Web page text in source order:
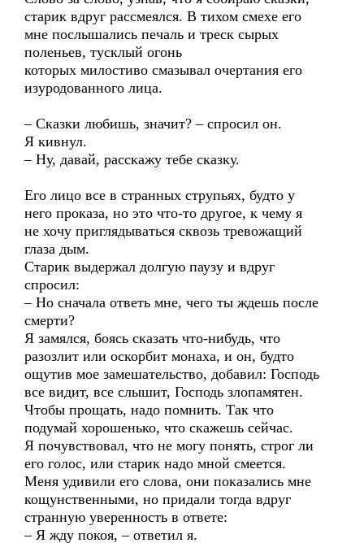
старик вдруг рассмеялся. В тихом смехе его
мне послышались печаль и треск сырых
поленьев, тусклый огонь
которых милостиво смазывал очертания его
изуродованного лица.
– Сказки любишь, значит? – спросил он.
Я кивнул.
– Ну, давай, расскажу тебе сказку.
Его лицо все в странных струпьях, будто у
него проказа, но это что-то другое, к чему я
не хочу приглядываться сквозь тревожащий
глаза дым.
Старик выдержал долгую паузу и вдруг
спросил:
– Но сначала ответь мне, чего ты ждешь после
смерти?
Я замялся, боясь сказать что-нибудь, что
разозлит или оскорбит монаха, и он, будто
ощутив мое замешательство, добавил: Господь
все видит, все слышит, Господь злопамятен.
Чтобы прощать, надо помнить. Так что
подумай хорошенько, что скажешь сейчас.
Я почувствовал, что не могу понять, строг ли
его голос, или старик надо мной смеется.
Меня удивили его слова, они показались мне
кощунственными, но придали тогда вдруг
странную уверенность в ответе:
– Я жду покоя, – ответил я.